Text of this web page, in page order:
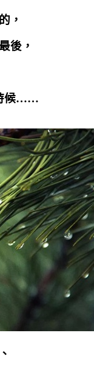
，
後，
候……